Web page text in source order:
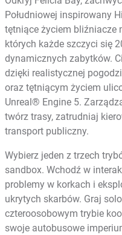
Południowej inspirowany
tętniące życiem bliźniacze
których każde szczyci się
dynamicznych zabytków.
dzięki realistycznej
oraz tętniącym życiem
Unreal® Engine 5.
twórz trasy, zatrudniaj
transport publiczny.
Wybierz jeden z trzech
sandbox. Wchodź w
problemy w korkach i
ukrytych skarbów. Graj
czteroosobowym trybie
swoje autobusowe